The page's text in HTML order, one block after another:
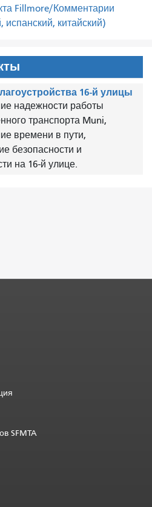
Fillmore/Комментарии
китайский)
16-й улицы
надежности работы
транспорта Muni,
времени в пути,
безопасности и
на 16-й улице.
SFMTA